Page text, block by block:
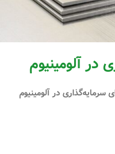
روش‌های سرمایه‌گذاری در آلومینیوم